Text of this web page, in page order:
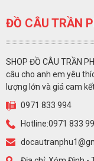
ĐỒ CÂU TRẦN
SHOP ĐỒ CÂU TRẦN
câu cho anh em yêu
lượng lớn và giá cam
0971 833 994
Hotline:0971 833